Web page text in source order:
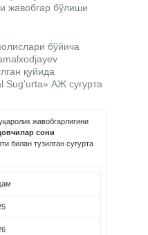
жавобгар бўлиши
бўйича
қуйида
Sug'urta» АЖ суғурта
жавобгарлигини
сони
билан тузилган суғурта